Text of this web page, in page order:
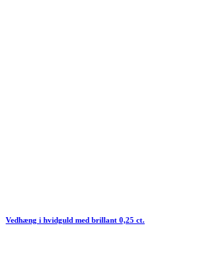
Vedhæng i hvidguld med brillant 0,25 ct.